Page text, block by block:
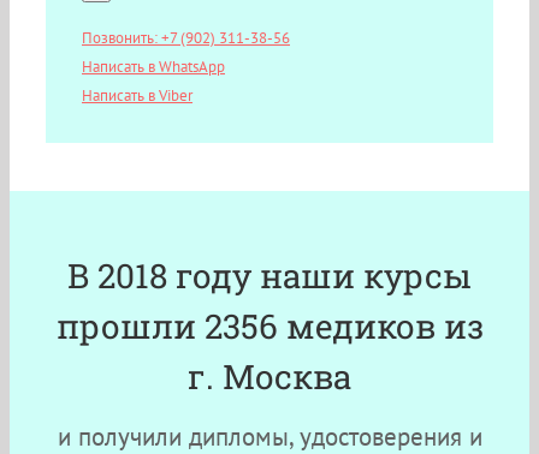
Позвонить: +7 (902) 311-38-56
Написать в WhatsApp
Написать в Viber
В 2018 году наши курсы
прошли 2356 медиков из
г. Москва
и получили дипломы, удостоверения и